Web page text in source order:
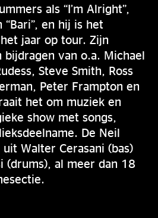
als “I’m Alright”,
“Bari”, en hij is het
jaar op tour. Zijn
bijdragen van o.a. Michael
Steve Smith, Ross
Peter Frampton en
het om muziek en
show met songs,
De Neil
uit Walter Cerasani (bas)
(drums), al meer dan 18